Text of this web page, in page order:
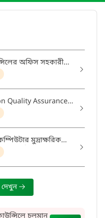
অফিস সহকারী
১৬) এর শূন্য পদে
Quality Assurance
মুদ্রাক্ষরিক
নিয়োগ প্রদান